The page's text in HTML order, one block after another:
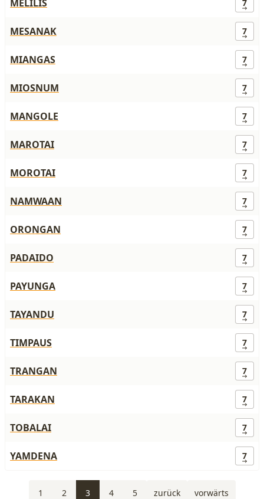
MELILIS 7
MESANAK 7
MIANGAS 7
MIOSNUM 7
MANGOLE 7
MAROTAI 7
MOROTAI 7
NAMWAAN 7
ORONGAN 7
PADAIDO 7
PAYUNGA 7
TAYANDU 7
TIMPAUS 7
TRANGAN 7
TARAKAN 7
TOBALAI 7
YAMDENA 7
1 2 3 4 5 zurück vorwärts